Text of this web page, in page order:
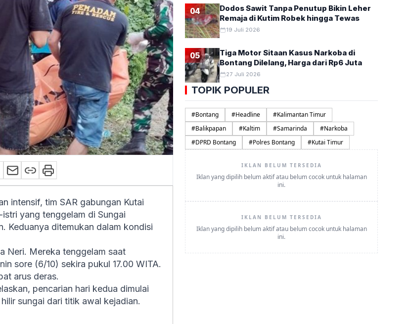
intensif, tim SAR gabungan Kutai
yang tenggelam di Sungai
Keduanya ditemukan dalam kondisi
Neri. Mereka tenggelam saat
sore (6/10) sekira pukul 17.00 WITA.
arus deras.
pencarian hari kedua dimulai
sungai dari titik awal kejadian.
04
Dodos Sawit Tanpa Penutup Bikin Leher
Remaja di Kutim Robek hingga Tewas
19 Juli 2026
05
Tiga Motor Sitaan Kasus Narkoba di
Bontang Dilelang, Harga dari Rp6 Juta
27 Juli 2026
TOPIK POPULER
#Bontang #Headline #Kalimantan Timur
#Balikpapan #Kaltim #Samarinda #Narkoba
#DPRD Bontang #Polres Bontang #Kutai Timur
IKLAN BELUM TERSEDIA
Iklan yang dipilih belum aktif atau belum cocok untuk halaman
ini.
IKLAN BELUM TERSEDIA
Iklan yang dipilih belum aktif atau belum cocok untuk halaman
ini.